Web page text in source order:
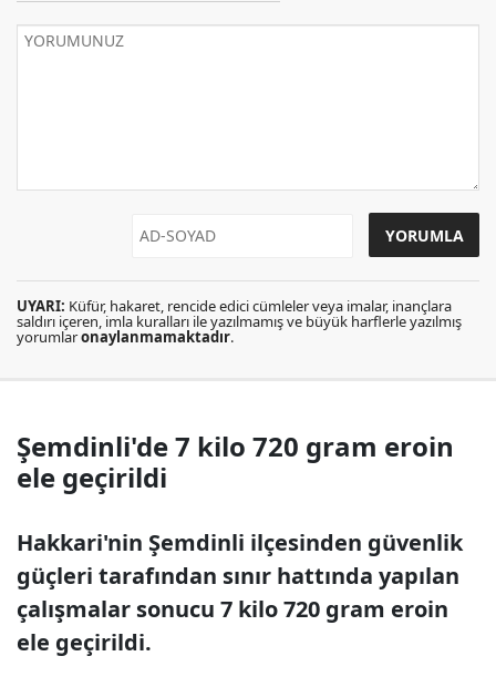
UYARI: Küfür, hakaret, rencide edici cümleler veya imalar, inançlara
saldırı içeren, imla kuralları ile yazılmamış ve büyük harflerle yazılmış
yorumlaronaylanmamaktadır.
Şemdinli'de 7 kilo 720 gram eroin
ele geçirildi
Hakkari'nin Şemdinli ilçesinden güvenlik
güçleri tarafından sınır hattında yapılan
çalışmalar sonucu 7 kilo 720 gram eroin
ele geçirildi.